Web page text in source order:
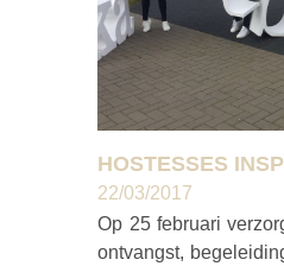
HOSTESSES
22/03/2017
Op 25 februari
ontvangst,